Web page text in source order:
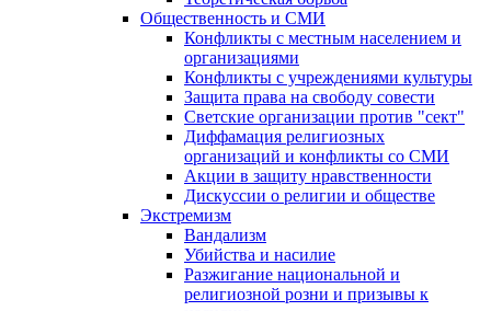
Общественность и СМИ
Конфликты с местным населением и
организациями
Конфликты с учреждениями культуры
Защита права на свободу совести
Светские организации против "сект"
Диффамация религиозных
организаций и конфликты со СМИ
Акции в защиту нравственности
Дискуссии о религии и обществе
Экстремизм
Вандализм
Убийства и насилие
Разжигание национальной и
религиозной розни и призывы к